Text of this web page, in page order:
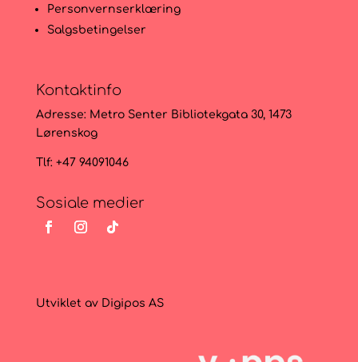
Personvernserklæring
Salgsbetingelser
Kontaktinfo
Adresse: Metro Senter Bibliotekgata 30, 1473
Lørenskog
Tlf: +47 94091046
Sosiale medier
Utviklet av Digipos AS